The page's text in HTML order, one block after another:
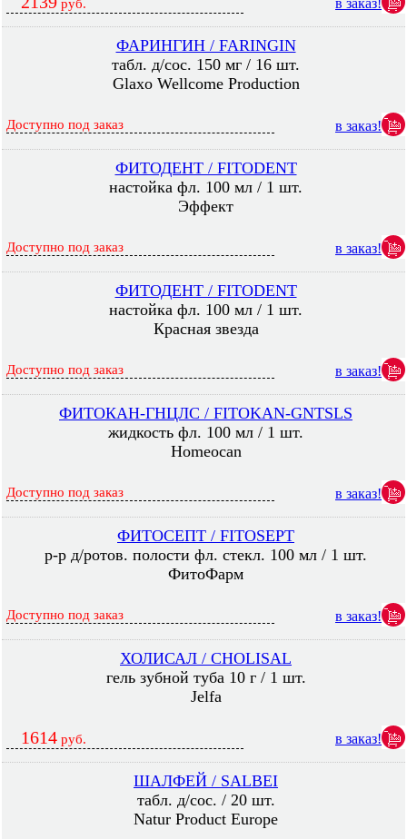
руб. в заказ!
ФАРИНГИН / FARINGIN
табл. д/сос. 150 мг / 16 шт.
Glaxo Wellcome Production
Доступно под заказ в заказ!
ФИТОДЕНТ / FITODENT
настойка фл. 100 мл / 1 шт.
Эффект
Доступно под заказ в заказ!
ФИТОДЕНТ / FITODENT
настойка фл. 100 мл / 1 шт.
Красная звезда
Доступно под заказ в заказ!
ФИТОКАН-ГНЦЛС / FITOKAN-GNTSLS
жидкость фл. 100 мл / 1 шт.
Homeocan
Доступно под заказ в заказ!
ФИТОСЕПТ / FITOSEPT
р-р д/ротов. полости фл. стекл. 100 мл / 1 шт.
ФитоФарм
Доступно под заказ в заказ!
ХОЛИСАЛ / CHOLISAL
гель зубной туба 10 г / 1 шт.
Jelfa
1614 руб. в заказ!
ШАЛФЕЙ / SALBEI
табл. д/сос. / 20 шт.
Natur Product Europe